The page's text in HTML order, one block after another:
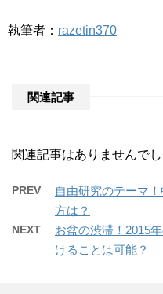
執筆者： razetin370
関連記事
関連記事はありませんで
PREV
自由研究のテーマ
方は？
NEXT
お盆の渋滞！2015
けることは可能？